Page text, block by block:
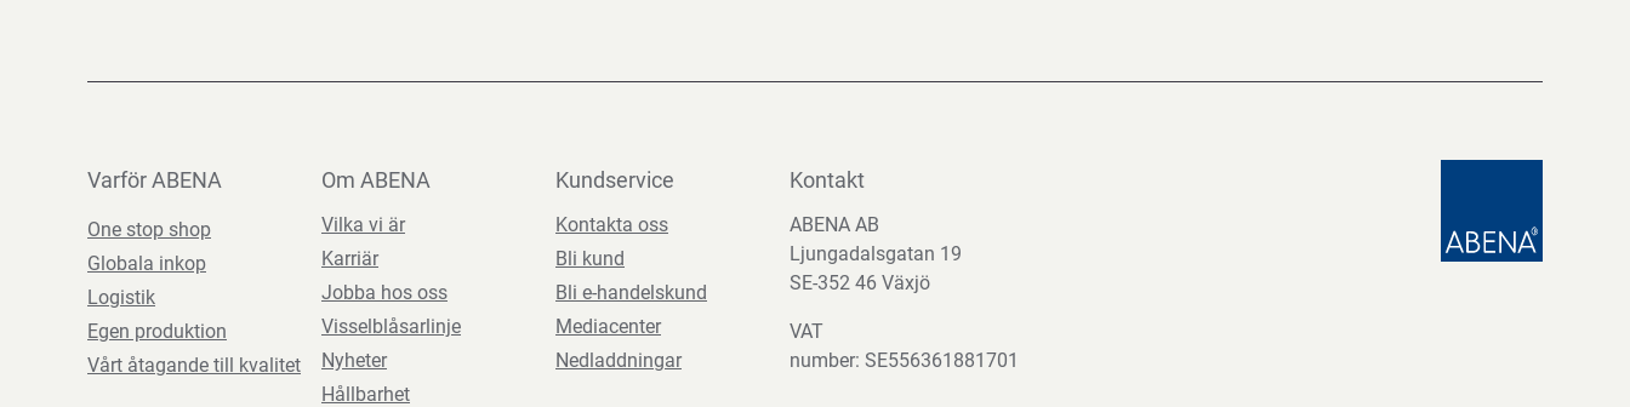
Varför ABENA
One stop shop
Globala inkop
Logistik
Egen produktion
Vårt åtagande till kvalitet
Om ABENA
Vilka vi är
Karriär
Jobba hos oss
Visselblåsarlinje
Nyheter
Hållbarhet
Kundservice
Kontakta oss
Bli kund
Bli e-handelskund
Mediacenter
Nedladdningar
Kontakt
ABENA AB
Ljungadalsgatan 19
SE-352 46 Växjö
VAT
number: SE556361881701